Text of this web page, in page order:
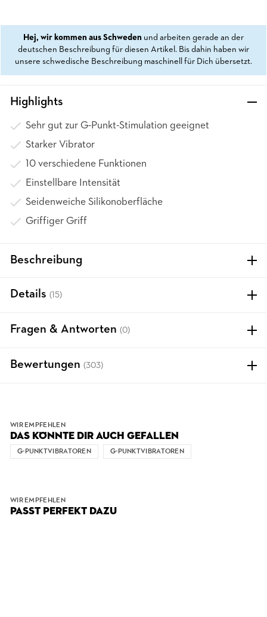
Hej, wir kommen aus Schweden und arbeiten gerade an der
deutschen Beschreibung für diesen Artikel. Bis dahin haben wir
unsere schwedische Beschreibung maschinell für Dich übersetzt.
Highlights
Sehr gut zur G-Punkt-Stimulation geeignet
Starker Vibrator
10 verschiedene Funktionen
Einstellbare Intensität
Seidenweiche Silikonoberfläche
Griffiger Griff
Beschreibung
Details (15)
Fragen & Antworten (0)
Bewertungen (303)
WIR EMPFEHLEN
DAS KÖNNTE DIR AUCH GEFALLEN
G-PUNKTVIBRATOREN G-PUNKTVIBRATOREN
WIR EMPFEHLEN
PASST PERFEKT DAZU